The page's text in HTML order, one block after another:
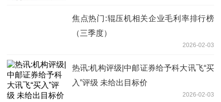
焦点热门:辊压机相关企业毛利率排行榜
（三季度）
2026-02-03
热讯:机构评级|中邮证券给予科大讯飞“买
入”评级 未给出目标价
2026-02-03